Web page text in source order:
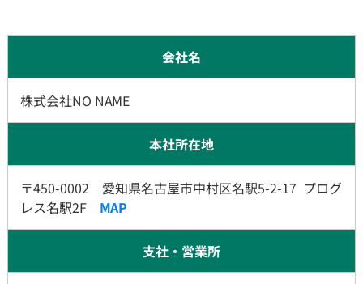
会社名
株式会社NO NAME
本社所在地
〒450-0002 愛知県名古屋市中村区名駅5-2-17 プログ
レス名駅2F MAP
​​​​​​​​​​​​支社・営業所